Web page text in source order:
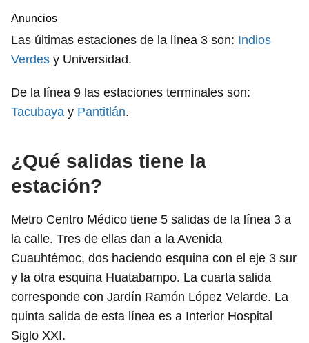
Anuncios
Las últimas estaciones de la línea 3 son: Indios
Verdes y Universidad.
De la línea 9 las estaciones terminales son:
Tacubaya y Pantitlán.
¿Qué salidas tiene la
estación?
Metro Centro Médico tiene 5 salidas de la línea 3 a
la calle. Tres de ellas dan a la Avenida
Cuauhtémoc, dos haciendo esquina con el eje 3 sur
y la otra esquina Huatabampo. La cuarta salida
corresponde con Jardín Ramón López Velarde. La
quinta salida de esta línea es a Interior Hospital
Siglo XXI.